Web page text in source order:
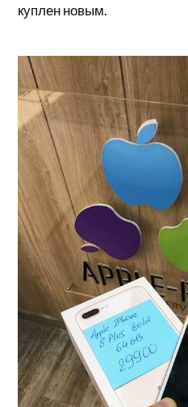
куплен новым.